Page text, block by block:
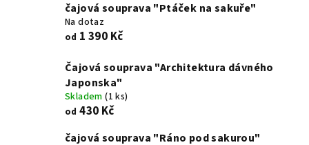
čajová souprava "Ptáček na sakuře"
Na dotaz
od 1 390 Kč
Čajová souprava "Architektura dávného
Japonska"
Skladem(1 ks)
od 430 Kč
čajová souprava "Ráno pod sakurou"